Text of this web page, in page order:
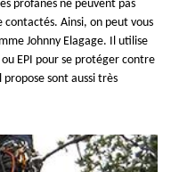
profanes ne peuvent pas
Ainsi, on peut vous
Johnny Elagage. Il utilise
EPI pour se protéger contre
propose sont aussi très